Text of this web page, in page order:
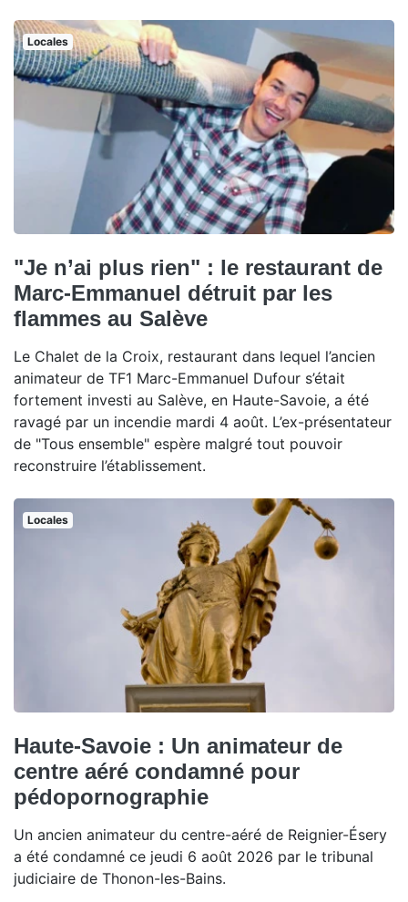
Locales
"Je n’ai plus rien" : le restaurant de
Marc-Emmanuel détruit par les
flammes au Salève
Le Chalet de la Croix, restaurant dans lequel l’ancien
animateur de TF1 Marc-Emmanuel Dufour s’était
fortement investi au Salève, en Haute-Savoie, a été
ravagé par un incendie mardi 4 août. L’ex-présentateur
de "Tous ensemble" espère malgré tout pouvoir
reconstruire l’établissement.
Locales
Haute-Savoie : Un animateur de
centre aéré condamné pour
pédopornographie
Un ancien animateur du centre-aéré de Reignier-Ésery
a été condamné ce jeudi 6 août 2026 par le tribunal
judiciaire de Thonon-les-Bains.